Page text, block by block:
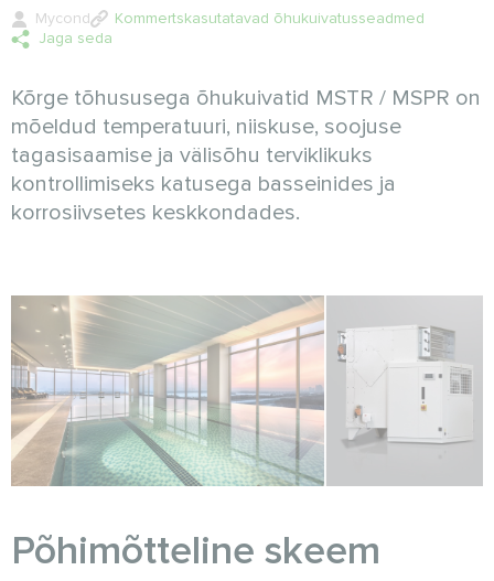
Mycond
Kommertskasutatavad õhukuivatusseadmed
Jaga seda
Kõrge tõhususega õhukuivatid MSTR / MSPR on
mõeldud temperatuuri, niiskuse, soojuse
tagasisaamise ja välisõhu terviklikuks
kontrollimiseks katusega basseinides ja
korrosiivsetes keskkondades.
Põhimõtteline skeem